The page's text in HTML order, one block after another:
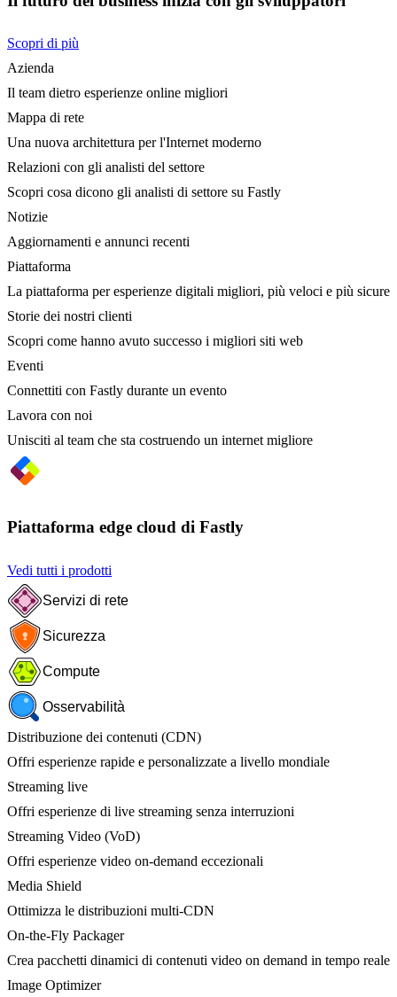
Scopri di più
Azienda
Il team dietro esperienze online migliori
Mappa di rete
Una nuova architettura per l'Internet moderno
Relazioni con gli analisti del settore
Scopri cosa dicono gli analisti di settore su Fastly
Notizie
Aggiornamenti e annunci recenti
Piattaforma
La piattaforma per esperienze digitali migliori, più veloci e più sicure
Storie dei nostri clienti
Scopri come hanno avuto successo i migliori siti web
Eventi
Connettiti con Fastly durante un evento
Lavora con noi
Unisciti al team che sta costruendo un internet migliore
Piattaforma edge cloud di Fastly
Vedi tutti i prodotti
Servizi di rete
Sicurezza
Compute
Osservabilità
Distribuzione dei contenuti (CDN)
Offri esperienze rapide e personalizzate a livello mondiale
Streaming live
Offri esperienze di live streaming senza interruzioni
Streaming Video (VoD)
Offri esperienze video on-demand eccezionali
Media Shield
Ottimizza le distribuzioni multi-CDN
On-the-Fly Packager
Crea pacchetti dinamici di contenuti video on demand in tempo reale
Image Optimizer